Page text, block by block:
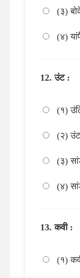
(३)
(४)
उंट :
(१)
(२)
(३)
(४)
कवी :
(१)